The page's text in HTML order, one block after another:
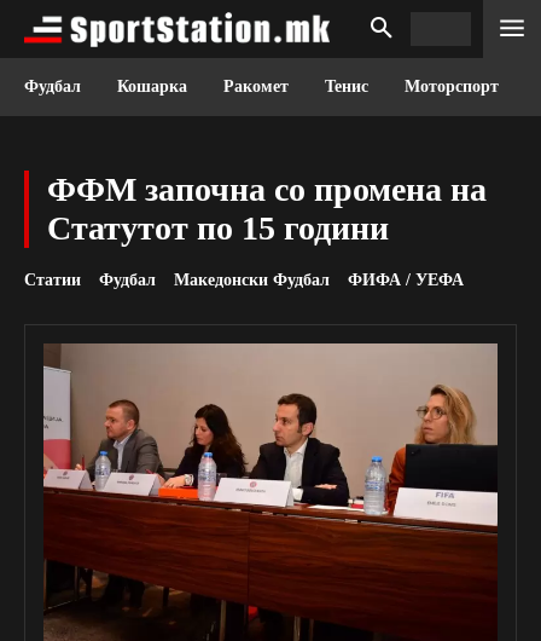
Фудбал Кошарка Ракомет Тенис Моторспорт
ФФМ започна со промена на
Статутот по 15 години
Статии Фудбал Македонски Фудбал ФИФА / УЕФА